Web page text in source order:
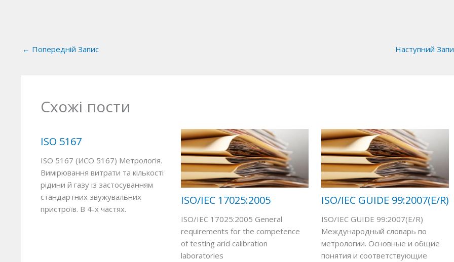
← Попередній Запис Наступний
Схожі пости
ISO 5167
ISO 5167 (ИСО 5167) Метрологія.
Вимірювання витрати та кількості
рідини й газу із застосуванням
стандартних звужувальних
пристроїв. В 4-х частях.
ISO/IEC 17025:2005
ISO/IEC 17025:2005 General
requirements for the competence
of testing arid calibration
laboratories
ISO/IEC GUIDE 99:2007(E/R)
ISO/IEC GUIDE 99:2007(E/R)
Международный словарь по
метрологии. Основные и общие
понятия и соответствующие